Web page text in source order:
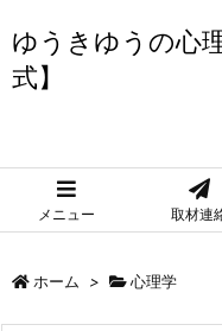
ゆうきゆうの心
式】
メニュー 取材連
ホーム > 心理学